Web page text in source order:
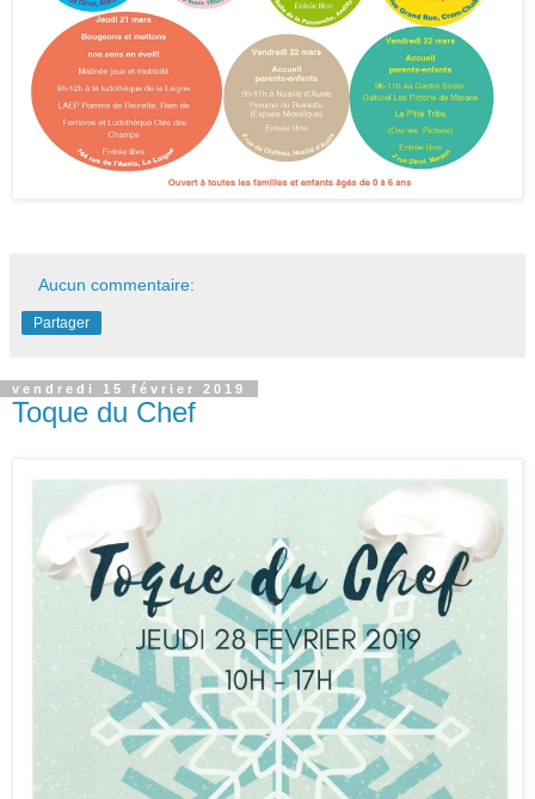
Aucun commentaire:
Partager
vendredi 15 février 2019
Toque du Chef